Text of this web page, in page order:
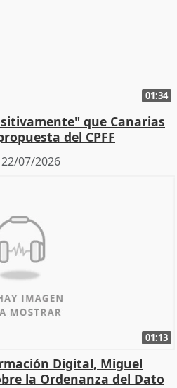
01:34
que Canarias
del CPFF
22/07/2026
01:13
Digital, Miguel
la Ordenanza del Dato